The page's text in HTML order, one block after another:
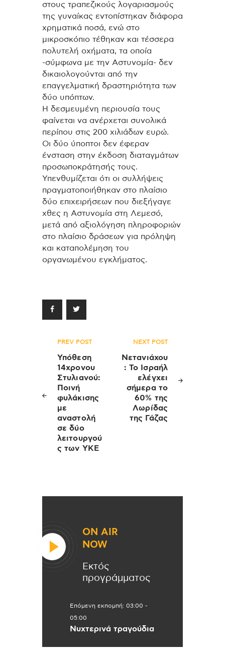
στους τραπεζικούς λογαριασμούς
της γυναίκας εντοπίστηκαν διάφορα
χρηματικά ποσά, ενώ στο
μικροσκόπιο τέθηκαν και τέσσερα
πολυτελή οχήματα, τα οποία
-σύμφωνα με την Αστυνομία- δεν
δικαιολογούνται από την
επαγγελματική δραστηριότητα των
δύο υπόπτων.
Η δεσμευμένη περιουσία τους
φαίνεται να ανέρχεται συνολικά
περίπου στις 200 χιλιάδων ευρώ.
Οι δύο ύποπτοι δεν έφεραν
ένσταση στην έκδοση διαταγμάτων
προσωποκράτησής τους.
Υπενθυμίζεται ότι οι συλλήψεις
πραγματοποιήθηκαν στο πλαίσιο
δύο επιχειρήσεων που διεξήγαγε
χθες η Αστυνομία στη Λεμεσό,
μετά από αξιολόγηση πληροφοριών
στο πλαίσιο δράσεων για πρόληψη
και καταπολέμηση του
οργανωμένου εγκλήματος.
Πλοήγηση
άρθρων
PREV POST
Υπόθεση
14χρονου
Στυλιανού:
Ποινή
φυλάκισης
με
αναστολή
σε δύο
λειτουργού
ς των ΥΚΕ
NEXT POST
Νετανιάχου
: Το Ισραήλ
ελέγχει
σήμερα το
60% της
Λωρίδας
της Γάζας
ON AIR
NOW
Εκτός
προγράμματος
Επόμενη εκπομπή: 03:00 -
05:00
Νυχτερινά τραγούδια